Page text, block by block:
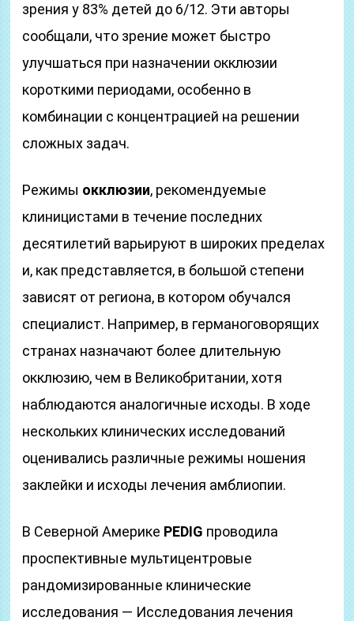
зрения у 83% детей до 6/12. Эти авторы
сообщали, что зрение может быстро
улучшаться при назначении окклюзии
короткими периодами, особенно в
комбинации с концентрацией на решении
сложных задач.
Режимы окклюзии, рекомендуемые
клиницистами в течение последних
десятилетий варьируют в широких пределах
и, как представляется, в большой степени
зависят от региона, в котором обучался
специалист. Например, в германоговорящих
странах назначают более длительную
окклюзию, чем в Великобритании, хотя
наблюдаются аналогичные исходы. В ходе
нескольких клинических исследований
оценивались различные режимы ношения
заклейки и исходы лечения амблиопии.
В Северной Америке PEDIG проводила
проспективные мультицентровые
рандомизированные клинические
исследования — Исследования лечения